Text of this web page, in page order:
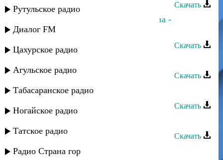
Рутульское радио
Диалог FM
Цахурское радио
Агульское радио
Табасаранское радио
Ногайское радио
Татское радио
Радио Страна гор
Скачать
Мурад Валиев и Рукият Сатыбалова -
Дагестан
Скачать
Скачать
Мурад Валиев - Во сне и на яву
Скачать
Скачать
Ахмед Закариев - Хаджи-Мурад